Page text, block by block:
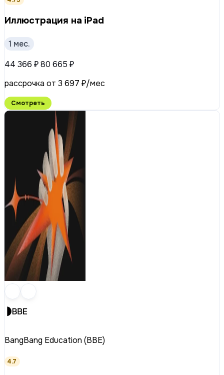
Иллюстрация на iPad
1 мес.
44 366 ₽80 665 ₽
рассрочка от 3 697 ₽/мес
Смотреть
BangBang Education (BBE)
4.7